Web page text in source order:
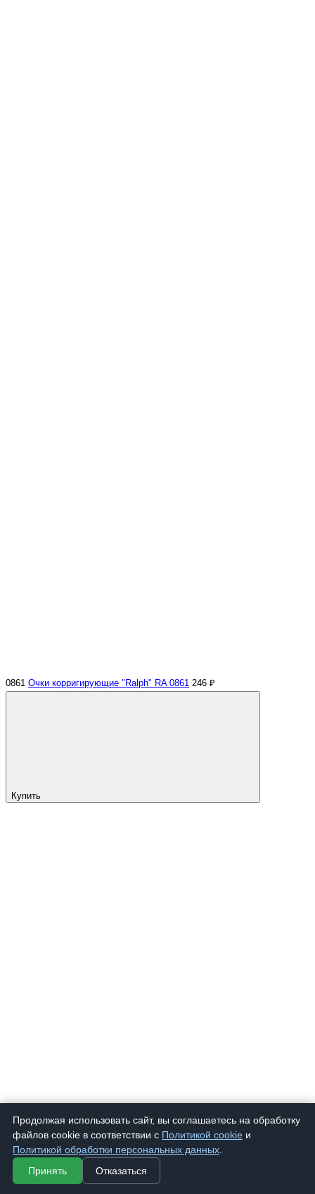
0861 Очки корригирующие "Ralph" RA 0861 246 ₽
Купить
Продолжая использовать сайт, вы соглашаетесь на обработку
файлов cookie в соответствии с Политикой cookie и
Политикой обработки персональных данных
Принять
Отказаться